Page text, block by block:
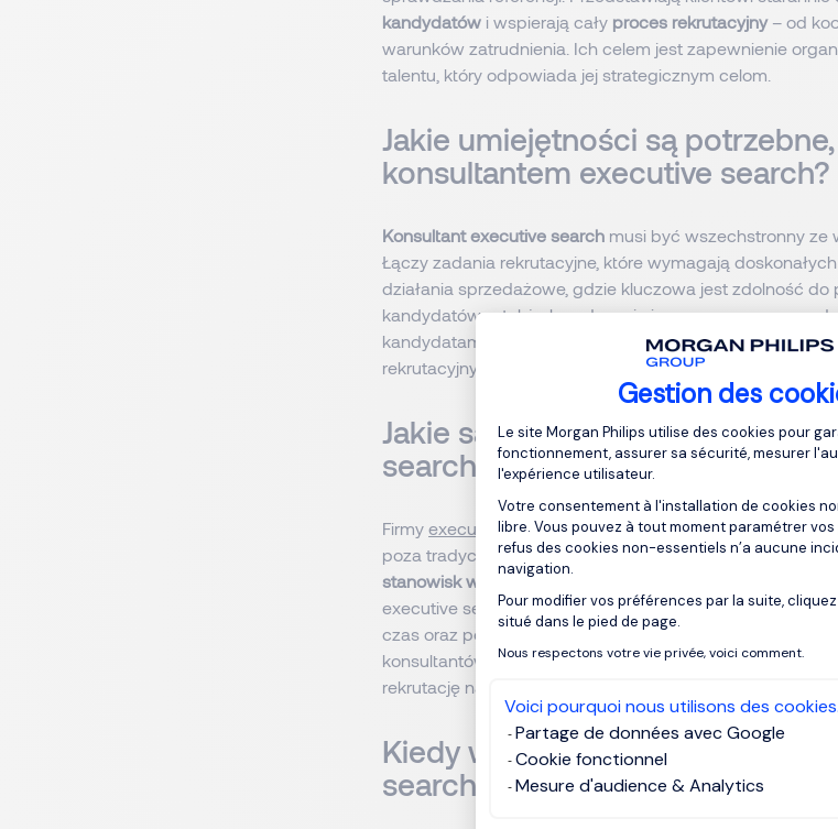
Gestion des
Plateforme de Gestion du
Le site Morgan Philips utilise des cookies pour
fonctionnement, assurer sa sécurité, mesurer
l'expérience utilisateur.
Votre consentement à l'installation de cookies
libre. Vous pouvez à tout moment paramétrer
refus des cookies non-essentiels n’a aucune
navigation.
Pour modifier vos préférences par la suite,
situé dans le pied de page.
Nous respectons votre vie privée, voici comment.
Voici pourquoi nous utilisons des cookies.
Partage de données avec Google
Cookie fonctionnel
Mesure d'audience & Analytics
Axeptio consent
kandydatów i wspierają cały proces rekrutacyjny– od
warunków zatrudnienia. Ich celem jest zapewnienie
talentu, który odpowiada jej strategicznym celom.
Jakie umiejętności są
konsultantem executive search?
Konsultant executive search musi być wszechstronny ze
Łączy zadania rekrutacyjne, które wymagają
działania sprzedażowe, gdzie kluczowa jest zdolność do
kandydatów, a także koordynację i sprawne
kandydatami, co wymaga doskonałej organizacji i
rekrutacyjnym.
Jakie są korzyści ze
search?
Firmy executive search, czyli headhunterzy, oferują
poza tradycyjną rekrutację, co przynosi organizacjom
stanowisk wyższego szczebla
. Większość firm
executive search, ponieważ daje im to dostęp do
czas oraz pozwala skorzystać z wiedzy i analiz
konsultantów. Dodatkową zaletą jest pełna poufność
rekrutację na stanowiska, które są aktualnie obsadzone.
Kiedy warto skorzystać z usług
search?